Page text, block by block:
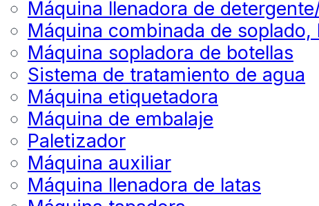
Máquina llenadora de
Máquina combinada de
Máquina sopladora de botellas
Sistema de tratamiento de agua
Máquina etiquetadora
Máquina de embalaje
Paletizador
Máquina auxiliar
Máquina llenadora de latas